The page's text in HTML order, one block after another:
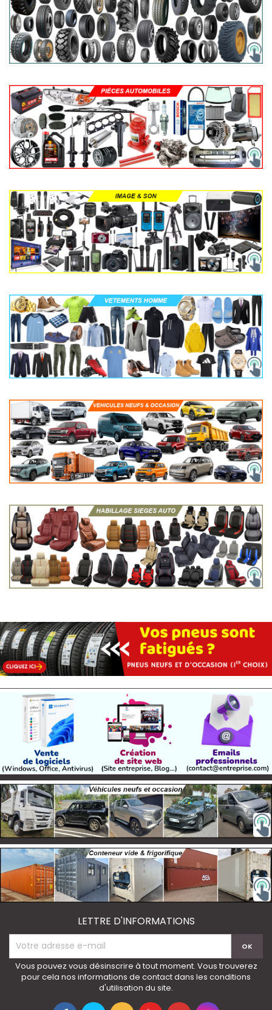
LETTRE D'INFORMATIONS
Vous pouvez vous désinscrire à tout moment. Vous trouverez
pour cela nos informations de contact dans les conditions
d'utilisation du site.